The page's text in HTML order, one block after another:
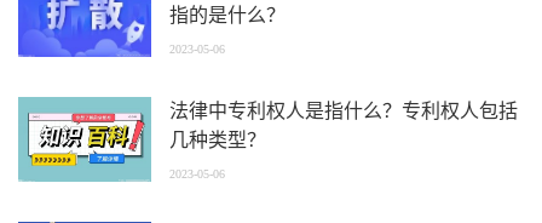
指的是什么？
2023-05-06
法律中专利权人是指什么？专利权人包括
几种类型？
2023-05-06